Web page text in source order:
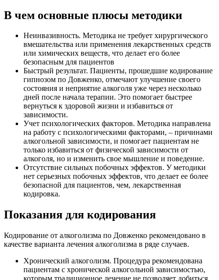
В чем основные плюсы методики
Неинвазивность. Методика не требует хирургического
вмешательства или применения лекарственных средств
или химических веществ, что делает его более
безопасным для пациентов
Быстрый результат. Пациенты, прошедшие кодирование
гипнозом по Довженко, отмечают улучшение своего
состояния и неприятие алкоголя уже через несколько
дней после начала терапии. Это помогает быстрее
вернуться к здоровой жизни и избавиться от
зависимости.
Учет психологических факторов. Методика направлена
на работу с психологическими факторами, – причинами
алкогольной зависимости, и помогает пациентам не
только избавиться от физической зависимости от
алкоголя, но и изменить свое мышление и поведение.
Отсутствие сильных побочных эффектов. У методики
нет серьезных побочных эффектов, что делает ее более
безопасной для пациентов, чем, лекарственная
кодировка.
Показания для кодирования
Кодирование от алкоголизма по Довженко рекомендовано в
качестве варианта лечения алкоголизма в ряде случаев.
Хронический алкоголизм. Процедура рекомендована
пациентам с хронической алкогольной зависимостью,